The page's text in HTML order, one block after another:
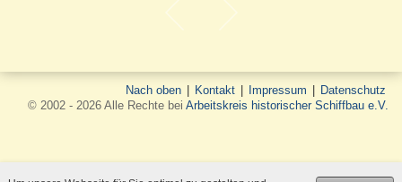
Nach oben Kontakt Impressum
Datenschutz
© 2002 - 2026 Alle Rechte bei Arbeitskreis historischer Schiffbau e.V.